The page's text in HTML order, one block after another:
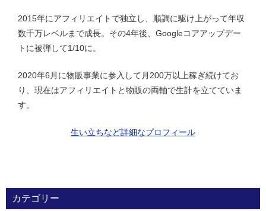
2015年にアフィリエイトで独立し、順調に駆け上がって年収
数千万レベルまで成長。その4年後、Googleコアアップデー
トに被弾して1/10に。
2020年6月に物販事業に参入して月200万以上稼ぎ続けてお
り、現在はアフィリエイトと物販の両軸で生計を立てていま
す。
生い立ちなど詳細なプロフィール
カテゴリー